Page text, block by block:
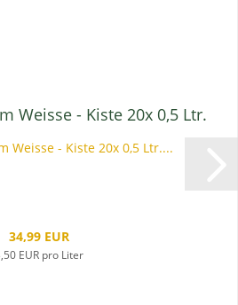
Weisse - Kiste 20x 0,5 Ltr....
34,99 EUR
EUR pro Liter